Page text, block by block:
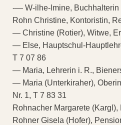
-— W-ilhe-lmine, Buchhalterin
Rohn Christine, Kontoristin,
— Christine (Rotier), Witwe,
— Else, Hauptschul-
T 7 07 86
— Maria, Lehrerin i. R.,
— Maria (Unterkiraher),
Nr. 1, T 7 83 31
Rohnacher Margarete (Kargl),
Rohner Gisela (Hofer),